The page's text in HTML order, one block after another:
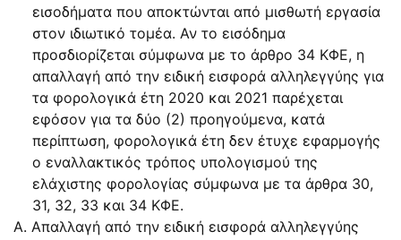
εισοδήματα που αποκτώνται από μισθωτή εργασία
στον ιδιωτικό τομέα. Αν το εισόδημα
προσδιορίζεται σύμφωνα με το άρθρο 34 ΚΦΕ, η
απαλλαγή από την ειδική εισφορά αλληλεγγύης για
τα φορολογικά έτη 2020 και 2021 παρέχεται
εφόσον για τα δύο (2) προηγούμενα, κατά
περίπτωση, φορολογικά έτη δεν έτυχε εφαρμογής
ο εναλλακτικός τρόπος υπολογισμού της
ελάχιστης φορολογίας σύμφωνα με τα άρθρα 30,
31, 32, 33 και 34 ΚΦΕ.
Α. Απαλλαγή από την ειδική εισφορά αλληλεγγύης